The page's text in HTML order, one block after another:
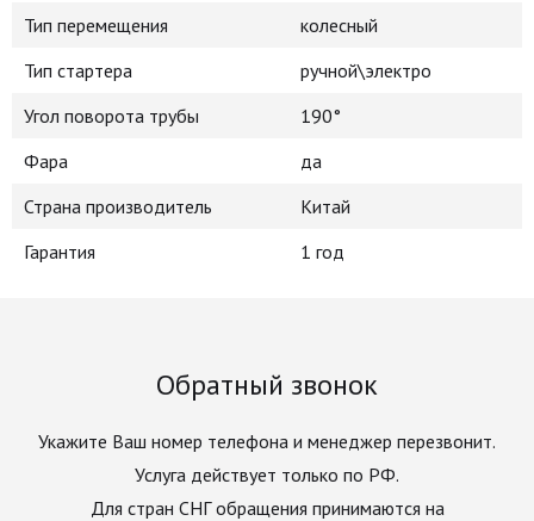
Тип перемещения
колесный
Тип стартера
ручной\электро
Угол поворота трубы
190°
Фара
да
Страна производитель
Китай
Гарантия
1 год
Обратный звонок
Укажите Ваш номер телефона и менеджер перезвонит.
Услуга действует только по РФ.
Для стран СНГ обращения принимаются на